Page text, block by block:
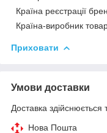
Країна реєстрації
Країна-виробник
Приховати
Умови доставки
Доставка здійснюється
Нова Пошта